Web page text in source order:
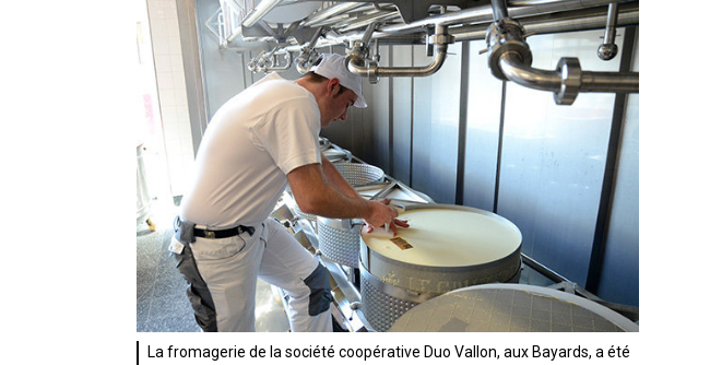
La fromagerie de la société coopérative Duo Vallon, aux Bayards, a été